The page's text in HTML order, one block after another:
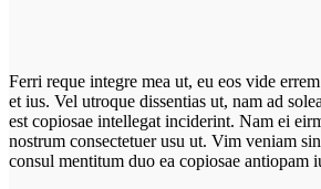
Ferri reque integre mea ut, eu eos vide
et ius. Vel utroque dissentias ut, nam ad
est copiosae intellegat inciderint. Nam ei
nostrum consectetuer usu ut. Vim veniam
consul mentitum duo ea copiosae antiopam